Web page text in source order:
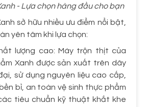
- Lựa chọn hàng đầu cho bạn
sở hữu nhiều ưu điểm nổi bật,
yên tâm khi lựa chọn:
lượng cao: Máy trộn thịt của
Xanh được sản xuất trên dây
sử dụng nguyên liệu cao cấp,
bỉ, an toàn vệ sinh thực phẩm
tiêu chuẩn kỹ thuật khắt khe